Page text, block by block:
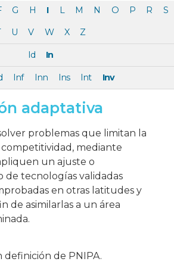
G H I L M N O P R S
U V W X Z
Id In
Inf Inn Ins Int Inv
adaptativa
problemas que limitan la
mediante
un ajuste o
de tecnologías validadas
en otras latitudes y
de asimilarlas a un área
definición de PNIPA.